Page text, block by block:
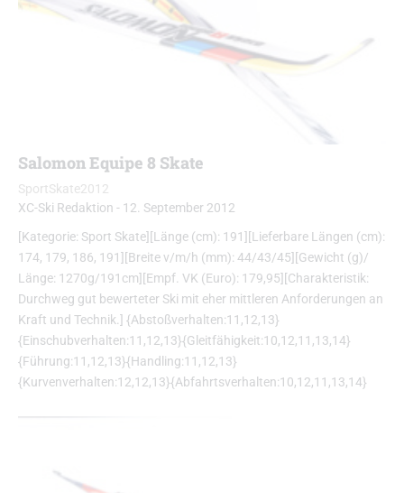
Salomon Equipe 8 Skate
SportSkate2012
XC-Ski Redaktion - 12. September 2012
[Kategorie: Sport Skate][Länge (cm): 191][Lieferbare Längen (cm):
174, 179, 186, 191][Breite v/m/h (mm): 44/43/45][Gewicht (g)/
Länge: 1270g/191cm][Empf. VK (Euro): 179,95][Charakteristik:
Durchweg gut bewerteter Ski mit eher mittleren Anforderungen an
Kraft und Technik.] {Abstoßverhalten:11,12,13}
{Einschubverhalten:11,12,13}{Gleitfähigkeit:10,12,11,13,14}
{Führung:11,12,13}{Handling:11,12,13}
{Kurvenverhalten:12,12,13}{Abfahrtsverhalten:10,12,11,13,14}